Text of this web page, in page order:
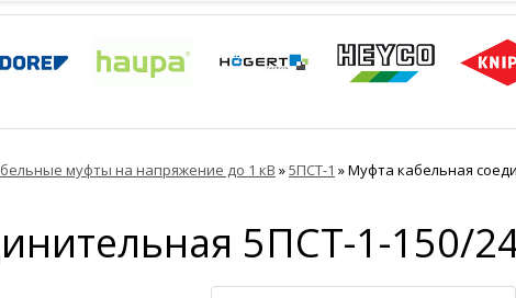
муфты на напряжение до 1 кВ »5ПСТ-1 »Муфта кабельная
5ПСТ-1-150/